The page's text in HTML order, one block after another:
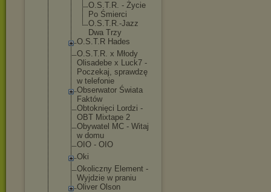
O.S.T.R. - Życie
Po Śmierci
O.S.T.R.-Jazz
Dwa Trzy
O.S.T.R Hades
O.S.T.R. x Młody
Olisadebe x Luck7 -
Poczekaj, sprawdzę
w telefonie
Obserwator Świata
Faktów
Obtoknięci Lordzi -
OBT Mixtape 2
Obywatel MC - Witaj
w domu
OIO - OIO
Oki
Okoliczny Element -
Wyjdzie w praniu
Oliver Olson